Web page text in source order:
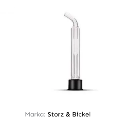
Marka: Storz & Bickel